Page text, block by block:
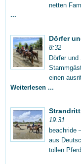
netten
...
Dörfer
8:32
Dörfer
einen
Weiterlesen ...
19:31
beachride
aus
tollen